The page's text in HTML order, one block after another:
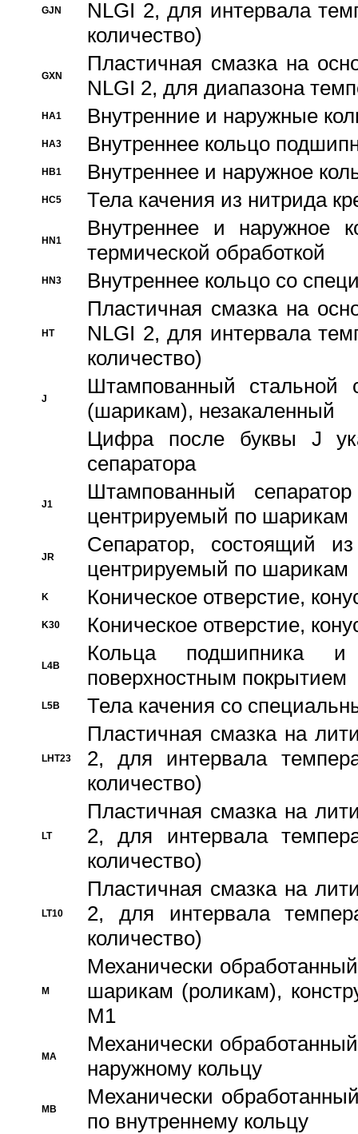
GJN
NLGI 2, для интервала
количество)
GXN
Пластичная смазка на
NLGI 2, для диапазона
HA1 Внутренние и наружные
HA3 Bнутреннее кольцо
HB1 Bнутреннее и наружное
HC5 Тела качения из нитрида
HN1
Bнутреннее и наружное
термической обработкой
HN3 Внутреннее кольцо со
HT
Пластичная смазка на
NLGI 2, для интервала
количество)
J
Штампованный стальной
(шарикам), незакаленный
Цифра после буквы J
сепаратора
J1
Штампованный
центрируемый по шарикам
JR
Сепаратор, состоящий
центрируемый по шарикам
K Коническое отверстие,
K30 Коническое отверстие,
L4B
Кольца подшипника
поверхностным покрытием
L5B Тела качения со
LHT23
Пластичная смазка на
2, для интервала
количество)
LT
Пластичная смазка на
2, для интервала
количество)
LT10
Пластичная смазка на
2, для интервала
количество)
M
Механически
шарикам (роликам),
M1
MA
Механически
наружному кольцу
MB
Механически
по внутреннему кольцу